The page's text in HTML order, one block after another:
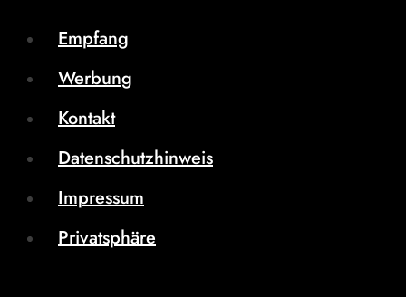
Empfang
Werbung
Kontakt
Datenschutzhinweis
Impressum
Privatsphäre